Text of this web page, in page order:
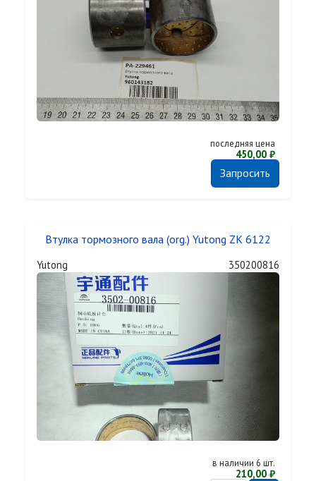
последняя цена
450,00 ₽
Запросить
Втулка тормозного вала (org.) Yutong ZK 6122
Yutong 350200816
в наличии 6 шт.
210,00 ₽